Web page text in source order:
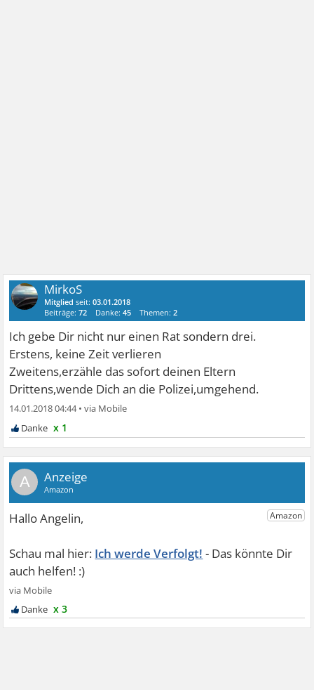
MirkoS
Mitglied seit:03.01.2018
Beiträge:72 Danke:45 Themen:2
Ich gebe Dir nicht nur einen Rat sondern drei.
Erstens, keine Zeit verlieren
Zweitens,erzähle das sofort deinen Eltern
Drittens,wende Dich an die Polizei,umgehend.
14.01.2018 04:44•
x 1
A
Ich werde Verfolgt!
x 3